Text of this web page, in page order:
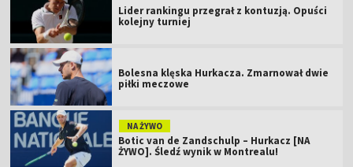
Lider rankingu przegrał z kontuzją. Opuści
kolejny turniej
Bolesna klęska Hurkacza. Zmarnował dwie
piłki meczowe
NA ŻYWO
Botic van de Zandschulp – Hurkacz [NA
ŻYWO]. Śledź wynik w Montrealu!